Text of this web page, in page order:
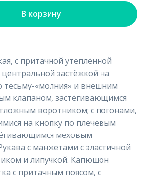
В корзину
с притачной утеплённой
застёжкой на
тесьму-«молния» и внешним
клапаном, застёгивающимся
воротником; с погонами,
на кнопку по плечевым
меховым
с манжетами с эластичной
и липучкой. Капюшон
с притачным поясом, с